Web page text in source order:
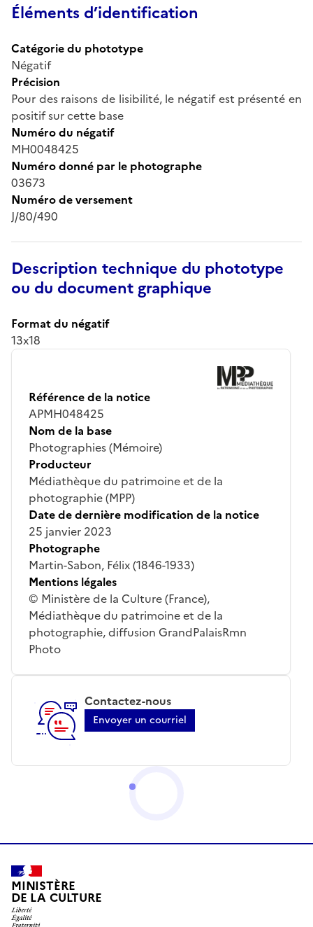
Éléments d’identification
Catégorie du phototype
Négatif
Précision
Pour des raisons de lisibilité, le négatif est présenté en
positif sur cette base
Numéro du négatif
MH0048425
Numéro donné par le photographe
03673
Numéro de versement
J/80/490
Description technique du phototype
ou du document graphique
Format du négatif
13x18
Référence de la notice
APMH048425
Nom de la base
Photographies (Mémoire)
Producteur
Médiathèque du patrimoine et de la
photographie (MPP)
Date de dernière modification de la notice
25 janvier 2023
Photographe
Martin-Sabon, Félix (1846-1933)
Mentions légales
© Ministère de la Culture (France),
Médiathèque du patrimoine et de la
photographie, diffusion GrandPalaisRmn
Photo
Contactez-nous
Envoyer un courriel
MINISTÈRE
DE LA CULTURE